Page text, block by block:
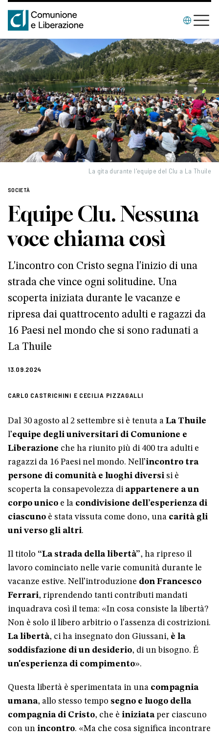
SOCIETÀ
Equipe Clu. Nessuna
voce chiama così
L'incontro con Cristo segna l'inizio di una
strada che vince ogni solitudine. Una
scoperta iniziata durante le vacanze e
ripresa dai quattrocento adulti e ragazzi da
16 Paesi nel mondo che si sono radunati a
La Thuile
13.09.2024
CARLO CASTRICHINI E CECILIA PIZZAGALLI
La gita durante l'equipe del Clu a La Thuile
Dal 30 agosto al 2 settembre si è tenuta a La Thuile
l’equipe degli universitari di Comunione e
Liberazione che ha riunito più di 400 tra adulti e
ragazzi da 16 Paesi nel mondo. Nell’incontro tra
persone di comunità e luoghi diversi si è
scoperta la consapevolezza di appartenere a un
corpo unico e la condivisione dell’esperienza di
ciascuno è stata vissuta come dono, una carità gli
uni verso gli altri.
Il titolo “La strada della libertà”, ha ripreso il
lavoro cominciato nelle varie comunità durante le
vacanze estive. Nell’introduzione don Francesco
Ferrari, riprendendo tanti contributi mandati
inquadrava così il tema: «In cosa consiste la libertà?
Non è solo il libero arbitrio o l'assenza di costrizioni.
La libertà, ci ha insegnato don Giussani, è la
soddisfazione di un desiderio, di un bisogno. É
un'esperienza di compimento».
Questa libertà è sperimentata in una compagnia
umana, allo stesso tempo segno e luogo della
compagnia di Cristo, che è iniziataper ciascuno
con un incontro. «Ma che cosa significa incontrare